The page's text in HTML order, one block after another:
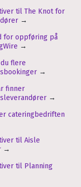
til The Knot for
→
for oppføring på
→
flere
→
finner
→
cateringbedriften
til Aisle
→
til Planning